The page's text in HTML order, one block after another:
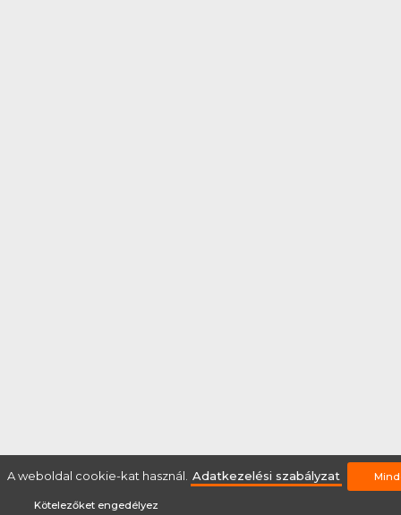
A weboldal cookie-kat használ. Adatkezelési szabályzat
Kötelezőket engedélyez